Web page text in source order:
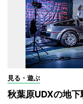
見る・遊ぶ
秋葉原UDXの地